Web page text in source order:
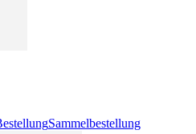
Sammelbestellung